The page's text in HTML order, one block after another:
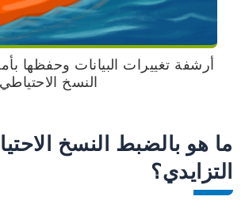
أرشفة تغييرات البيانات وحفظها
النسخ
ما هو بالضبط النسخ
التزايدي؟